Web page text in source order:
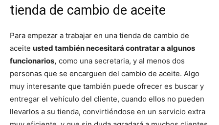
tienda de cambio de aceite
Para empezar a trabajar en una tienda de cambio de
aceite usted también necesitará contratar a algunos
funcionarios, como una secretaria, y al menos dos
personas que se encarguen del cambio de aceite. Algo
muy interesante que también puede ofrecer es buscar y
entregar el vehículo del cliente, cuando ellos no pueden
llevarlos a su tienda, convirtiéndose en un servicio extra